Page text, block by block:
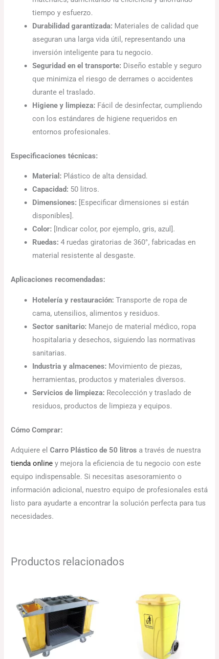
tiempo y esfuerzo.
Durabilidad garantizada: Materiales de calidad que
aseguran una larga vida útil, representando una
inversión inteligente para tu negocio.
Seguridad en el transporte: Diseño estable y seguro
que minimiza el riesgo de derrames o accidentes
durante el traslado.
Higiene y limpieza: Fácil de desinfectar, cumpliendo
con los estándares de higiene requeridos en
entornos profesionales.
Especificaciones técnicas:
Material: Plástico de alta densidad.
Capacidad: 50 litros.
Dimensiones: [Especificar dimensiones si están
disponibles].
Color: [Indicar color, por ejemplo, gris, azul].
Ruedas: 4 ruedas giratorias de 360°, fabricadas en
material resistente al desgaste.
Aplicaciones recomendadas:
Hotelería y restauración: Transporte de ropa de
cama, utensilios, alimentos y residuos.
Sector sanitario: Manejo de material médico, ropa
hospitalaria y desechos, siguiendo las normativas
sanitarias.
Industria y almacenes: Movimiento de piezas,
herramientas, productos y materiales diversos.
Servicios de limpieza: Recolección y traslado de
residuos, productos de limpieza y equipos.
Cómo Comprar:
Adquiere elCarro Plástico de 50 litros a través de nuestra
tienda online y mejora la eficiencia de tu negocio con este
equipo indispensable. Si necesitas asesoramiento o
información adicional, nuestro equipo de profesionales está
listo para ayudarte a encontrar la solución perfecta para tus
necesidades.
Productos relacionados
original
era:
365.30€.
actual
es:
328.77€.
original
era:
103.53€.